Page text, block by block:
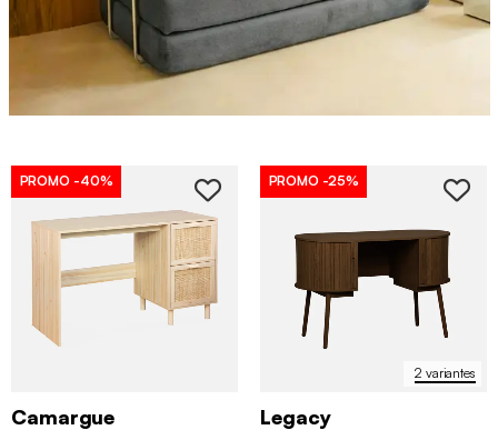
PROMO -40%
Camargue
2 variantes
PROMO -25%
Legacy